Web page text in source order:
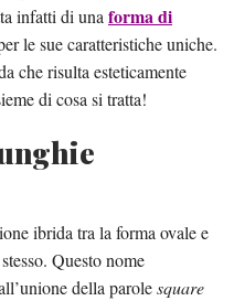
infatti di unaforma di
le sue caratteristiche uniche.
che risulta esteticamente
di cosa si tratta!
ibrida tra la forma ovale e
Questo nome
della parolesquare